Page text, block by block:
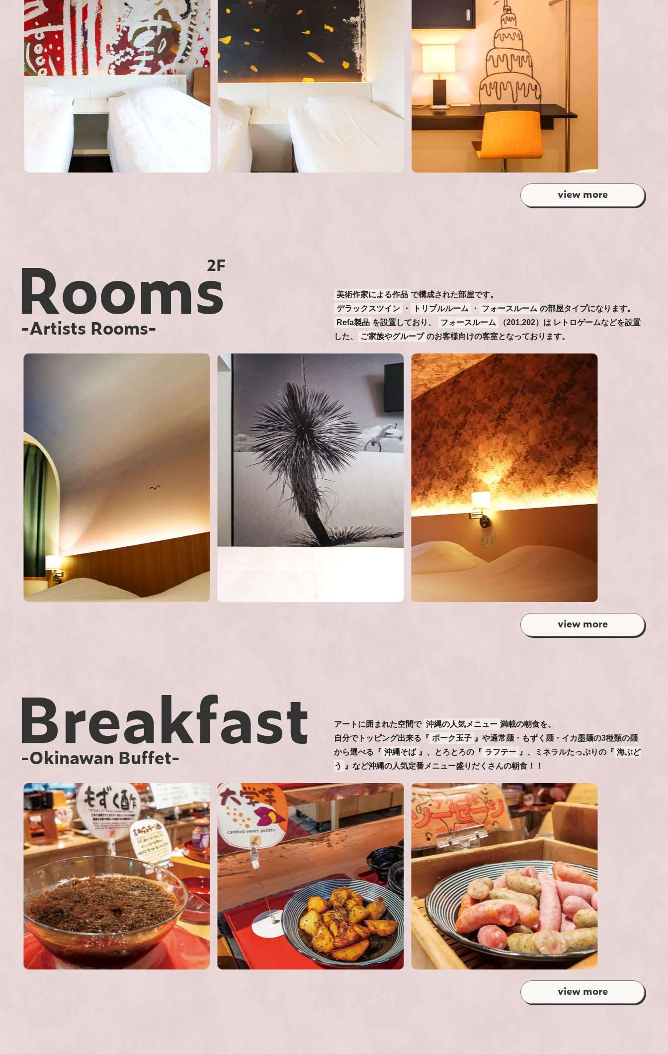
view more
Rooms
-Artists Rooms-
2F
美術作家による作品 で構成された部屋です。
デラックスツイン
・ トリプルルーム ・ フォースルーム の部屋タイプになります。
Refa製品 を設置しており、 フォースルーム
（201,202）は レトロゲームなどを設置
した、
ご家族やグループ のお客様向けの客室となっております。
view more
Breakfast
-Okinawan Buffet-
アートに囲まれた空間で 沖縄の人気メニュー 満載の朝食を。
自分でトッピング出来る『 ポーク玉子 』や通常麺・もずく麺・イカ墨麺の3種類の麺
から選べる『 沖縄そば 』、とろとろの『 ラフテー 』、ミネラルたっぷりの『 海ぶど
う 』など沖縄の人気定番メニュー盛りだくさんの朝食！！
view more